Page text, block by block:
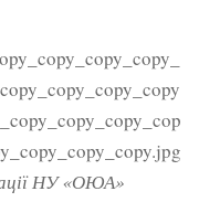
НУ «ОЮА»